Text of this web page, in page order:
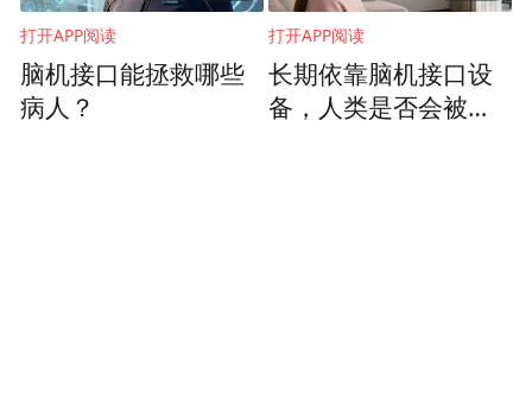
打开APP阅读
脑机接口能拯救哪些
病人？
打开APP阅读
长期依靠脑机接口设
备，人类是否会被机